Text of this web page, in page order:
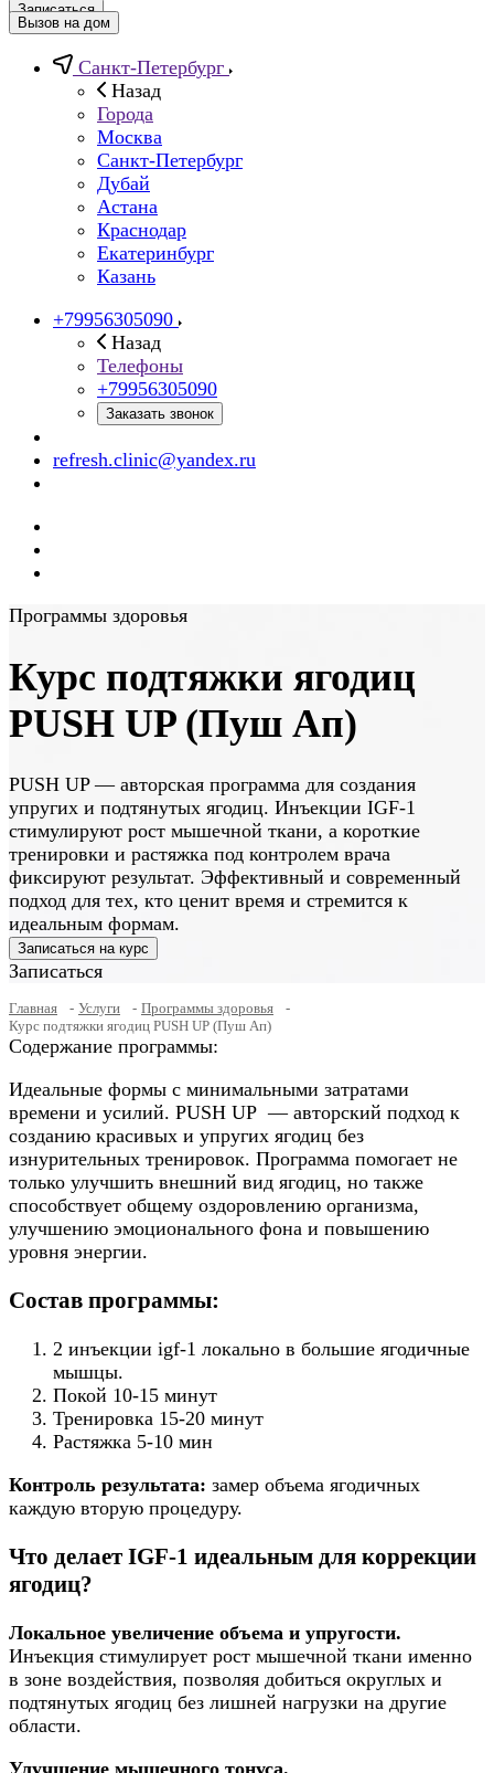
Записаться
Вызов на дом
Санкт-Петербург
Назад
Города
Москва
Санкт-Петербург
Дубай
Астана
Краснодар
Екатеринбург
Казань
+79956305090
Назад
Телефоны
+79956305090
Заказать звонок
refresh.clinic@yandex.ru
Программы здоровья
Курс подтяжки ягодиц
PUSH UP (Пуш Ап)
PUSH UP — авторская программа для создания
упругих и подтянутых ягодиц. Инъекции IGF-1
стимулируют рост мышечной ткани, а короткие
тренировки и растяжка под контролем врача
фиксируют результат. Эффективный и современный
подход для тех, кто ценит время и стремится к
идеальным формам.
Записаться на курс
Записаться
Главная Услуги
Программы здоровья
Курс подтяжки ягодиц PUSH UP (Пуш Ап)
Содержание программы:
Идеальные формы с минимальными затратами
времени и усилий. PUSH UP — авторский подход к
созданию красивых и упругих ягодиц без
изнурительных тренировок. Программа помогает не
только улучшить внешний вид ягодиц, но также
способствует общему оздоровлению организма,
улучшению эмоционального фона и повышению
уровня энергии.
Состав программы:
2 инъекции igf-1 локально в большие ягодичные
мышцы.
Покой 10-15 минут
Тренировка 15-20 минут
Растяжка 5-10 мин
Контроль результата: замер объема ягодичных
каждую вторую процедуру.
Что делает IGF-1 идеальным для коррекции
ягодиц?
Локальное увеличение объема и упругости.
Инъекция стимулирует рост мышечной ткани именно
в зоне воздействия, позволяя добиться округлых и
подтянутых ягодиц без лишней нагрузки на другие
области.